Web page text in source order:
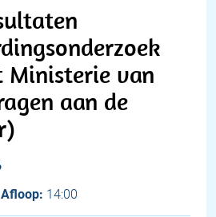
Ministerie van
aan de
Afloop: 14:00